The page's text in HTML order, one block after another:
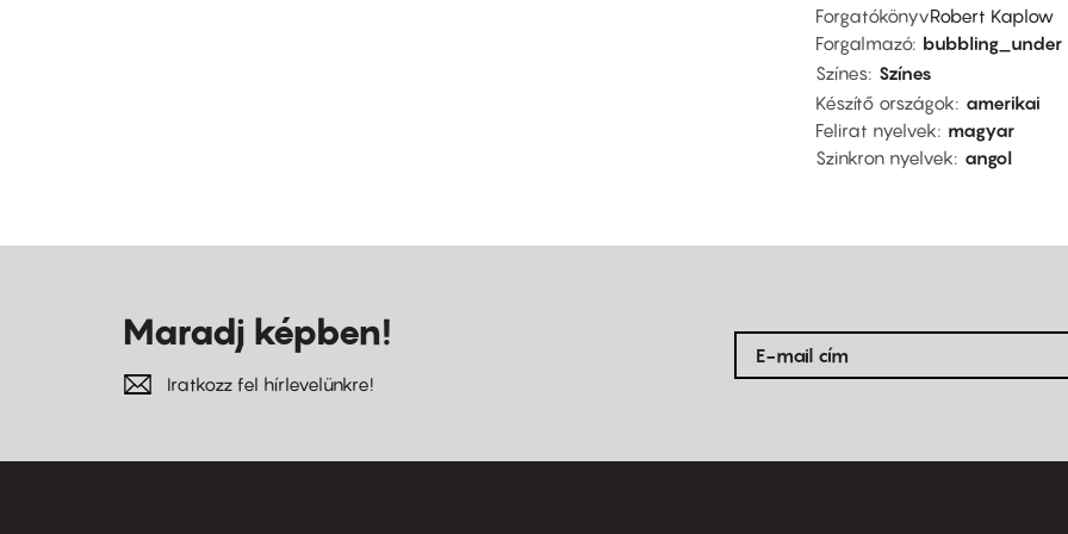
ForgatókönyvRobert Kaplow
Forgalmazó bubbling_under
Színes Színes
Készítő országok
amerikai
Felirat nyelvek
magyar
Szinkron nyelvek
angol
Maradj képben!
Iratkozz fel hírlevelünkre!